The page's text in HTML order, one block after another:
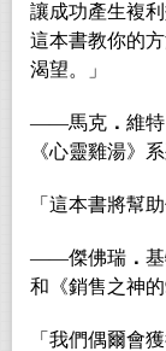
讓成功產生複
這本書教你的
渴望。」
――馬克 ． 維特
《心靈雞湯》
「這本書將幫
――傑佛瑞 ．
和《銷售之神
「我們偶爾會